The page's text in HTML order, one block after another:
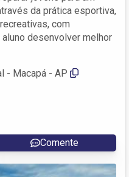
da prática esportiva,
com
desenvolver melhor
- Macapá - AP
Comente